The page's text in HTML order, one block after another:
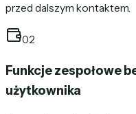
przed dalszym kontaktem.
02
Funkcje zespołowe
użytkownika